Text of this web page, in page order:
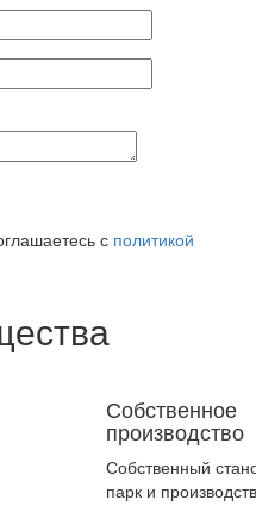
с политикой
Собственное
производство
Собственный
парк и